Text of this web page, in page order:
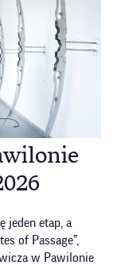
jeden etap, a
of Passage”,
w Pawilonie